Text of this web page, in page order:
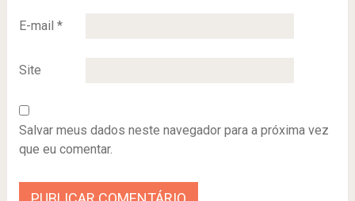
E-mail *
Site
Salvar meus dados neste navegador para a próxima vez
que eu comentar.